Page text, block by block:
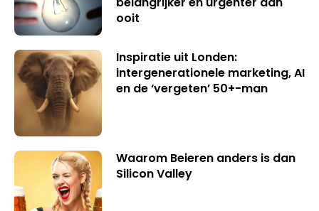
ooit
Inspiratie uit Londen:
intergenerationele marketing, AI
en de ‘vergeten’ 50+-man
Waarom Beieren anders is dan
Silicon Valley